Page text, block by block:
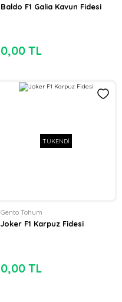
Baldo F1 Galia Kavun Fidesi
0,00 TL
TÜKENDİ
Gento Tohum
Joker F1 Karpuz Fidesi
0,00 TL